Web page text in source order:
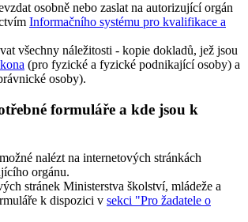
osobně nebo zaslat na autorizující orgán
Informačního systému pro kvalifikace a
všechny náležitosti - kopie dokladů, jež jsou
(pro fyzické a fyzické podnikající osoby) a
osoby).
formuláře a kde jsou k
nalézt na internetových stránkách
orgánu.
stránek Ministerstva školství, mládeže a
k dispozici v sekci "Pro žadatele o